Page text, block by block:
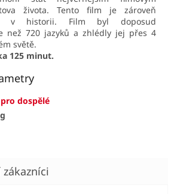
života. Tento film je zároveň
v historii. Film byl doposud
než 720 jazyků a zhlédly jej přes 4
světě.
125 minut.
dospělé